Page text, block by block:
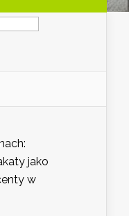
jako
w